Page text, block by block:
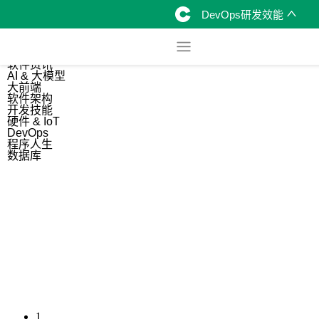
DevOps研发效能
软件资讯
AI & 大模型
大前端
软件架构
开发技能
硬件 & IoT
DevOps
程序人生
数据库
1